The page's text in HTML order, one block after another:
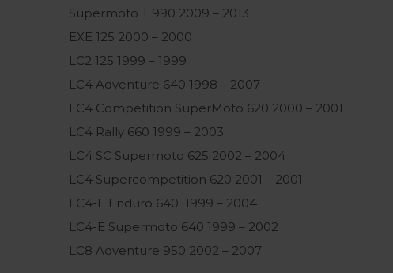
Supermoto T 990 2009 – 2013
EXE 125 2000 – 2000
LC2 125 1999 – 1999
LC4 Adventure 640 1998 – 2007
LC4 Competition SuperMoto 620 2000 – 2001
LC4 Rally 660 1999 – 2003
LC4 SC Supermoto 625 2002 – 2004
LC4 Supercompetition 620 2001 – 2001
LC4-E Enduro 640 1999 – 2004
LC4-E Supermoto 640 1999 – 2002
LC8 Adventure 950 2002 – 2007